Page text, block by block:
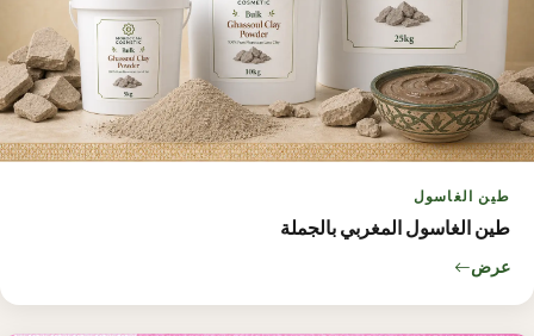
طين الغاسول
طين الغاسول المغربي بالجملة
عرض